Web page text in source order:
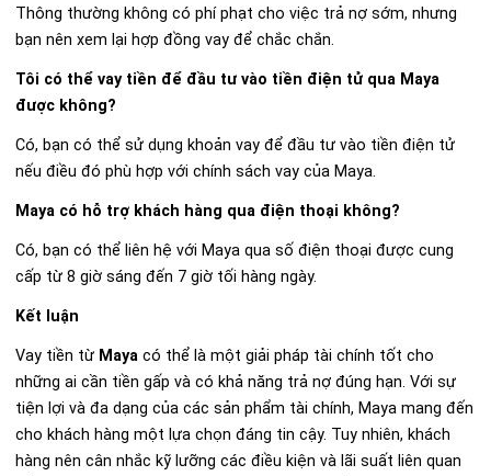
Thông thường không có phí phạt cho việc trả nợ sớm, nhưng
bạn nên xem lại hợp đồng vay để chắc chắn.
Tôi có thể vay tiền để đầu tư vào tiền điện tử qua Maya
được không?
Có, bạn có thể sử dụng khoản vay để đầu tư vào tiền điện tử
nếu điều đó phù hợp với chính sách vay của Maya.
Maya có hỗ trợ khách hàng qua điện thoại không?
Có, bạn có thể liên hệ với Maya qua số điện thoại được cung
cấp từ 8 giờ sáng đến 7 giờ tối hàng ngày.
Kết luận
Vay tiền từ Maya có thể là một giải pháp tài chính tốt cho
những ai cần tiền gấp và có khả năng trả nợ đúng hạn. Với sự
tiện lợi và đa dạng của các sản phẩm tài chính, Maya mang đến
cho khách hàng một lựa chọn đáng tin cậy. Tuy nhiên, khách
hàng nên cân nhắc kỹ lưỡng các điều kiện và lãi suất liên quan